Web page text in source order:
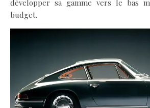
développer sa gamme vers le bas
budget.